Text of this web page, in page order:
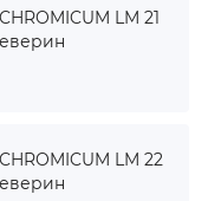
LM 21
LM 22